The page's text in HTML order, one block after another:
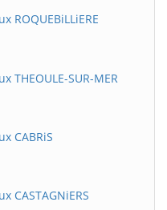
ROQUEBiLLiERE
THEOULE-SUR-MER
CABRiS
CASTAGNiERS